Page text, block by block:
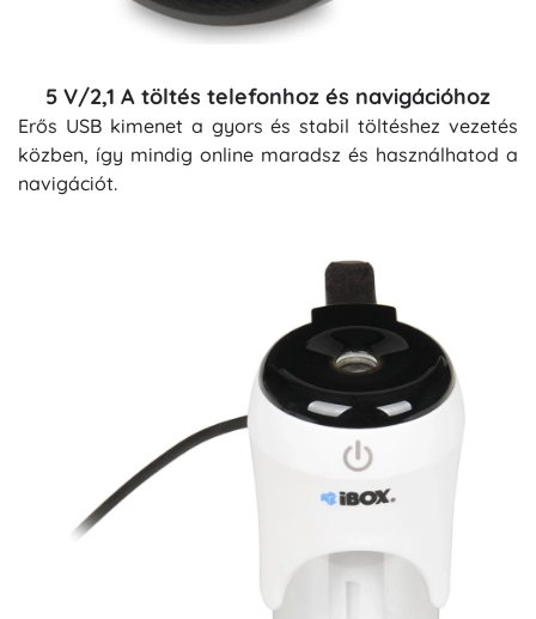
5 V/2,1 A töltés telefonhoz és navigációhoz
Erős USB kimenet a gyors és stabil töltéshez vezetés
közben, így mindig online maradsz és használhatod a
navigációt.